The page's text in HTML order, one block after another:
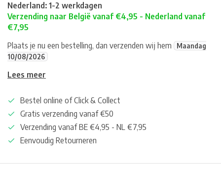
Nederland: 1-2 werkdagen
Verzending naar België vanaf €4,95 - Nederland vanaf
€7,95
Plaats je nu een bestelling, dan verzenden wij hem
Maandag
10/08/2026
Lees meer
Bestel online of Click & Collect
Gratis verzending vanaf €50
Verzending vanaf BE €4,95 - NL €7,95
Eenvoudig Retourneren